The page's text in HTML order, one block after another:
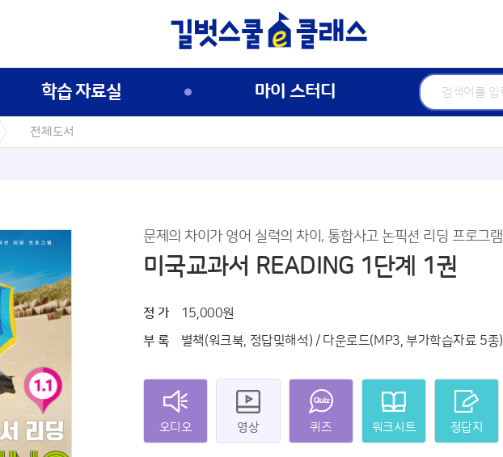
학습 자료실 마이 스터디
전체도서
문제의 차이가 영어 실력의 차이, 통합사고 논픽션 리딩 프로그램
미국교과서 READING 1단계 1권
정 가
15,000원
부 록
별책(워크북, 정답및해석) / 다운로드(MP3, 부가학습자료 5종)
오디오 영상 퀴즈 워크시트 정답지